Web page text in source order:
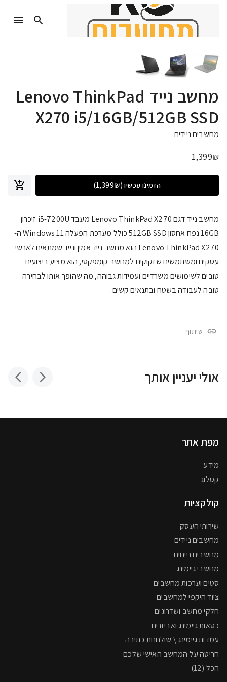
מחשב נייד Lenovo ThinkPad
X270 i5/16GB/512GB SSD
מחשבים ניידים
1,399₪
הזמינו עכשיו (1,399₪)
מחשב נייד דגם Lenovo ThinkPad X270 מעבד i5-7200U זיכרון
16GB נפח אחסון 512GB SSD כולל מערכת הפעלה Windows 11 ה-
Lenovo ThinkPad X270 הוא מחשב נייד אמין ונייד שמתאים לאנשי
עסקים ומשתמשים שזקוקים למחשב קומפקטי, הוא מציע ביצועים
טובים לשימושים משרדיים ועמידות גבוהה, מה שהופך אותו לבחירה
טובה לעבודה בשטח ובתנאים קשים.
שיתוף
אולי יעניין אותך
מפת אתר
מידע
קטלוג
קולקציות
שירותי העסק
מחשבים ניידים
מחשבים נייחים
מחשבי גיימינג
סטים וערכות מחשבים
ציוד היקפי למחשבים
חלקי מחשב ושדרוגים
כסאות גיימינג ואביזרים
עמדות גיימינג \ שולחנות כתיבה
חריטה על המחשב האישי שלכם
הכל (12)